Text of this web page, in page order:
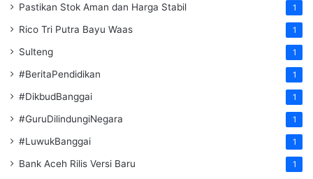
Pastikan Stok Aman dan Harga Stabil 1
Rico Tri Putra Bayu Waas 1
Sulteng 1
#BeritaPendidikan 1
#DikbudBanggai 1
#GuruDilindungiNegara 1
#LuwukBanggai 1
Bank Aceh Rilis Versi Baru 1